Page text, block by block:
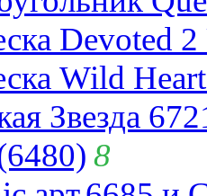
Devoted
Wild
Звезда
8